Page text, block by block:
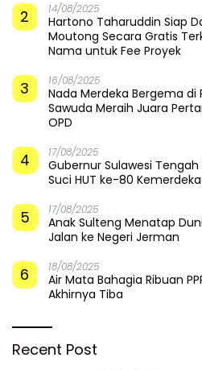
2 14/08/2025
Hartono Taharuddin Siap
Moutong Secara Gratis
Nama untuk Fee Proyek
3 16/08/2025
Nada Merdeka Bergema di
Sawuda Meraih Juara
OPD
4 17/08/2025
Gubernur Sulawesi
Suci HUT ke-80
5 17/08/2025
Anak Sulteng Menatap
Jalan ke Negeri Jerman
6 18/08/2025
Air Mata Bahagia Ribuan
Akhirnya Tiba
Recent Post